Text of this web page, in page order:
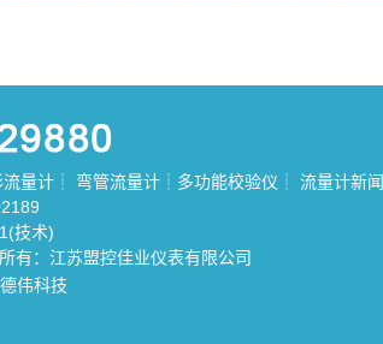
流量计 ┊ 弯管流量计 ┊ 多功能校验仪 ┊ 流量计新闻
技术)
有：江苏盟控佳业仪表有限公司
伟科技